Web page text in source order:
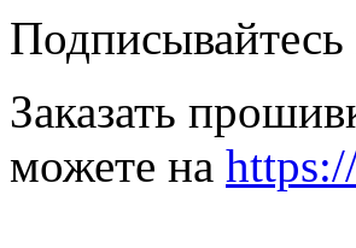
Заказать
можете на